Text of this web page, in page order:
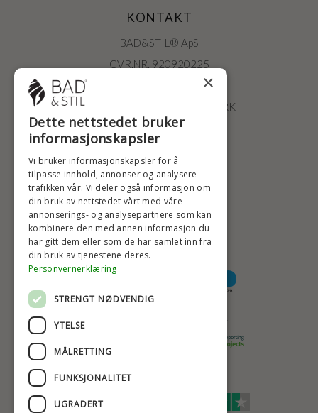
KONTAKT
BAD&STIL® ApS
CVR.NR. 920920225
ØSTERBROGADE 202
2100 KØBENHAVN • DANMARK
+47 2396 6660
BADSTIL@BADSTIL.NO
HØYESTE KREDITTVURD
BETALINGSALTERNATIVER
TRYGG OG SIKKER NETTHANDEL
TRUSTSCORE 4,7
×
Dette nettstedet bruker
informasjonskapsler
Vi bruker informasjonskapsler for å
tilpasse innhold, annonser og analysere
trafikken vår. Vi deler også informasjon om
din bruk av nettstedet vårt med våre
annonserings- og analysepartnere som kan
kombinere den med annen informasjon du
har gitt dem eller som de har samlet inn fra
din bruk av tjenestene deres.
Personvernerklæring
STRENGT NØDVENDIG
YTELSE
MÅLRETTING
FUNKSJONALITET
UGRADERT